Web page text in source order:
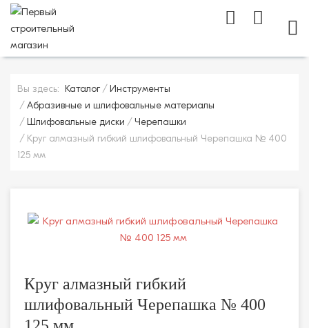
Вы здесь: Каталог
Инструменты
Абразивные и шлифовальные материалы
Шлифовальные диски
Черепашки
Круг алмазный гибкий шлифовальный Черепашка № 400
125 мм
Круг алмазный гибкий
шлифовальный Черепашка № 400